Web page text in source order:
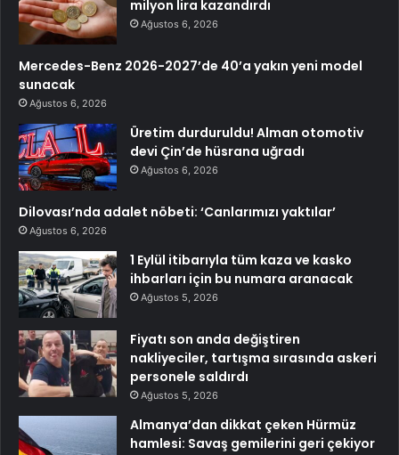
milyon lira kazandırdı
Ağustos 6, 2026
Mercedes-Benz 2026-2027’de 40’a yakın yeni model
sunacak
Ağustos 6, 2026
Üretim durduruldu! Alman otomotiv
devi Çin’de hüsrana uğradı
Ağustos 6, 2026
Dilovası’nda adalet nöbeti: ‘Canlarımızı yaktılar’
Ağustos 6, 2026
1 Eylül itibarıyla tüm kaza ve kasko
ihbarları için bu numara aranacak
Ağustos 5, 2026
Fiyatı son anda değiştiren
nakliyeciler, tartışma sırasında askeri
personele saldırdı
Ağustos 5, 2026
Almanya’dan dikkat çeken Hürmüz
hamlesi: Savaş gemilerini geri çekiyor